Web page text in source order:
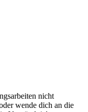
nicht
wende dich an die